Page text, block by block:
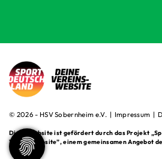
© 2026 - HSV Sobernheim e.V. | Impressum |
Diese Website ist gefördert durch das Projekt
Vereinswebsite”, einem gemeinsamen Angebot